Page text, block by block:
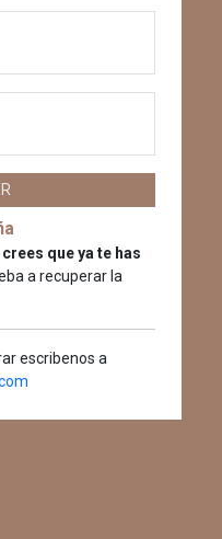
que ya te has
a recuperar la
escribenos a